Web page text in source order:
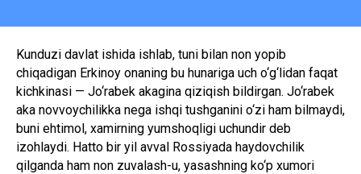
Kunduzi davlat ishida ishlab, tuni bilan non yopib
chiqadigan Erkinoy onaning bu hunariga uch o‘g‘lidan faqat
kichkinasi — Jo‘rabek akagina qiziqish bildirgan. Jo‘rabek
aka novvoychilikka nega ishqi tushganini o‘zi ham bilmaydi,
buni ehtimol, xamirning yumshoqligi uchundir deb
izohlaydi. Hatto bir yil avval Rossiyada haydovchilik
qilganda ham non zuvalash-u, yasashning ko‘p xumori